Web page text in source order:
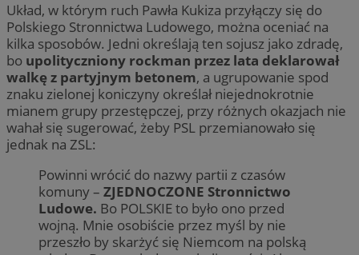
Układ, w którym ruch Pawła Kukiza przyłączy się do
Polskiego Stronnictwa Ludowego, można oceniać na
kilka sposobów. Jedni określają ten sojusz jako zdradę,
bo upolityczniony rockman przez lata deklarował
walkę z partyjnym betonem, a ugrupowanie spod
znaku zielonej koniczyny określał niejednokrotnie
mianem grupy przestępczej, przy różnych okazjach nie
wahał się sugerować, żeby PSL przemianowało się
jednak na ZSL:
Powinni wrócić do nazwy partii z czasów
komuny – ZJEDNOCZONE Stronnictwo
Ludowe. Bo POLSKIE to było ono przed
wojną. Mnie osobiście przez myśl by nie
przeszło by skarżyć się Niemcom na polską